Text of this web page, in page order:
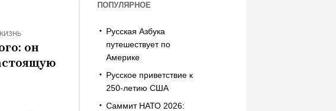
он
ПОПУЛЯРНОЕ
Русская Азбука
путешествует по
Америке
Русское приветствие к
250-летию США
Саммит НАТО 2026: